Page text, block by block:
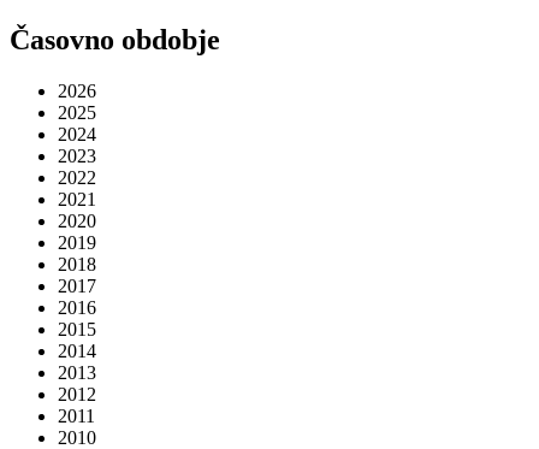
Časovno obdobje
2026
2025
2024
2023
2022
2021
2020
2019
2018
2017
2016
2015
2014
2013
2012
2011
2010